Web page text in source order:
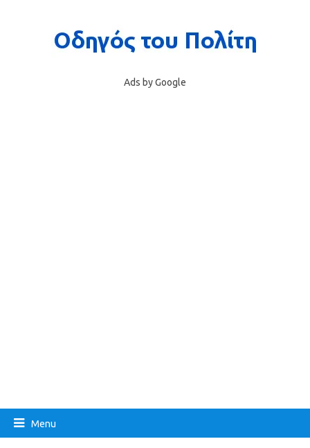
Ads by Google
Menu